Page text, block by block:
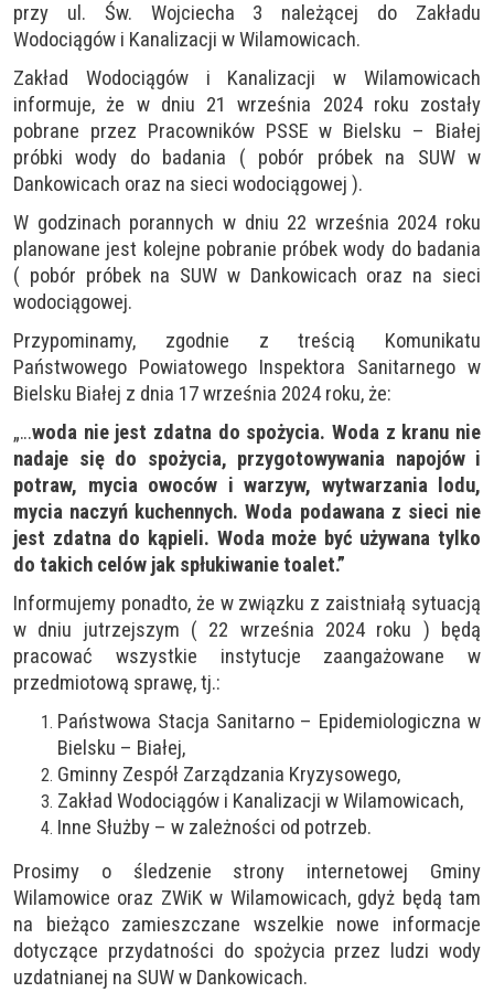
przy ul. Św. Wojciecha 3 należącej do Zakładu
Wodociągów i Kanalizacji w Wilamowicach.
Zakład Wodociągów i Kanalizacji w Wilamowicach
informuje, że w dniu 21 września 2024 roku zostały
pobrane przez Pracowników PSSE w Bielsku – Białej
próbki wody do badania ( pobór próbek na SUW w
Dankowicach oraz na sieci wodociągowej ).
W godzinach porannych w dniu 22 września 2024 roku
planowane jest kolejne pobranie próbek wody do badania
( pobór próbek na SUW w Dankowicach oraz na sieci
wodociągowej.
Przypominamy, zgodnie z treścią Komunikatu
Państwowego Powiatowego Inspektora Sanitarnego w
Bielsku Białej z dnia 17 września 2024 roku, że:
„…woda nie jest zdatna do spożycia. Woda z kranu nie
nadaje się do spożycia, przygotowywania napojów i
potraw, mycia owoców i warzyw, wytwarzania lodu,
mycia naczyń kuchennych. Woda podawana z sieci nie
jest zdatna do kąpieli. Woda może być używana tylko
do takich celów jak spłukiwanie toalet.”
Informujemy ponadto, że w związku z zaistniałą sytuacją
w dniu jutrzejszym ( 22 września 2024 roku ) będą
pracować wszystkie instytucje zaangażowane w
przedmiotową sprawę, tj.:
Państwowa Stacja Sanitarno – Epidemiologiczna w
Bielsku – Białej,
Gminny Zespół Zarządzania Kryzysowego,
Zakład Wodociągów i Kanalizacji w Wilamowicach,
Inne Służby – w zależności od potrzeb.
Prosimy o śledzenie strony internetowej Gminy
Wilamowice oraz ZWiK w Wilamowicach, gdyż będą tam
na bieżąco zamieszczane wszelkie nowe informacje
dotyczące przydatności do spożycia przez ludzi wody
uzdatnianej na SUW w Dankowicach.